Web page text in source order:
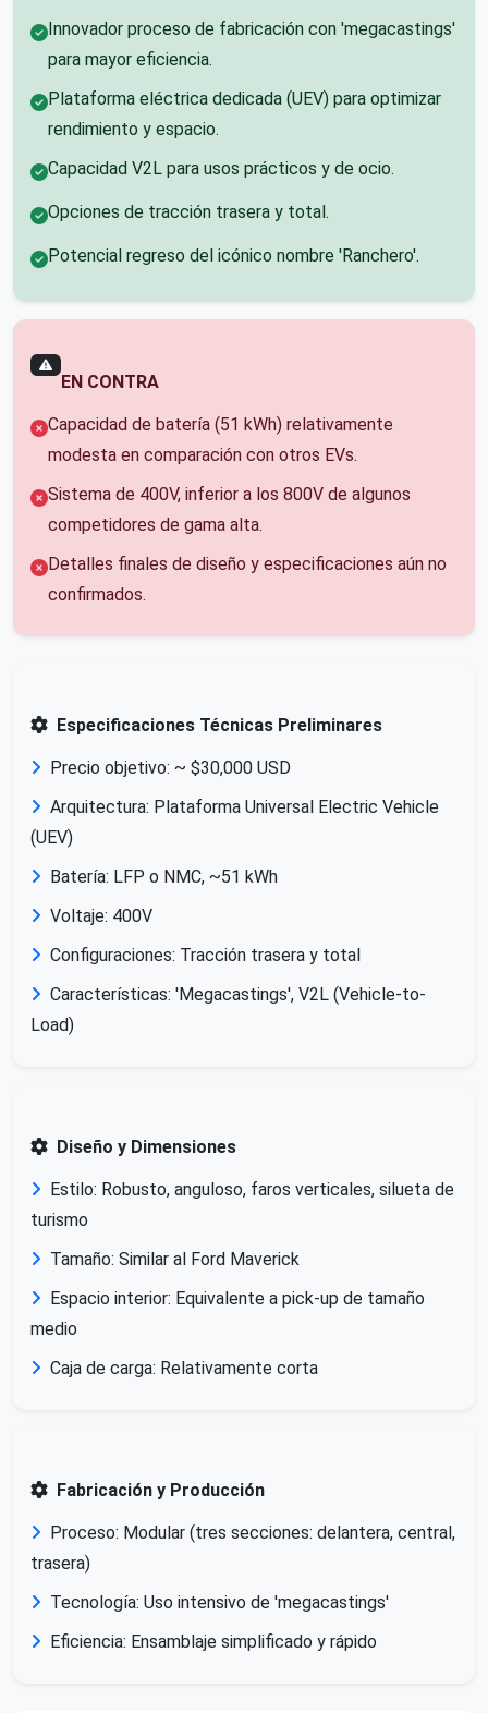
Innovador proceso de fabricación con 'megacastings'
para mayor eficiencia.
Plataforma eléctrica dedicada (UEV) para optimizar
rendimiento y espacio.
Capacidad V2L para usos prácticos y de ocio.
Opciones de tracción trasera y total.
Potencial regreso del icónico nombre 'Ranchero'.
EN CONTRA
Capacidad de batería (51 kWh) relativamente
modesta en comparación con otros EVs.
Sistema de 400V, inferior a los 800V de algunos
competidores de gama alta.
Detalles finales de diseño y especificaciones aún no
confirmados.
Especificaciones Técnicas Preliminares
Precio objetivo: ~ $30,000 USD
Arquitectura: Plataforma Universal Electric Vehicle
(UEV)
Batería: LFP o NMC, ~51 kWh
Voltaje: 400V
Configuraciones: Tracción trasera y total
Características: 'Megacastings', V2L (Vehicle-to-
Load)
Diseño y Dimensiones
Estilo: Robusto, anguloso, faros verticales, silueta de
turismo
Tamaño: Similar al Ford Maverick
Espacio interior: Equivalente a pick-up de tamaño
medio
Caja de carga: Relativamente corta
Fabricación y Producción
Proceso: Modular (tres secciones: delantera, central,
trasera)
Tecnología: Uso intensivo de 'megacastings'
Eficiencia: Ensamblaje simplificado y rápido